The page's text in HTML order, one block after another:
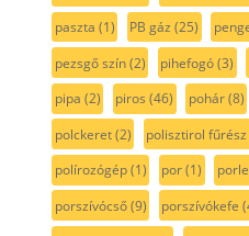
paszta (1) PB gáz (25)
pezsgő szín(2) pihefogó(3)
pipa (2) piros (46) pohár(8)
polckeret(2) polisztirol fűrész
polírozógép(1) por(1)
porszívócső(9) porszívókefe